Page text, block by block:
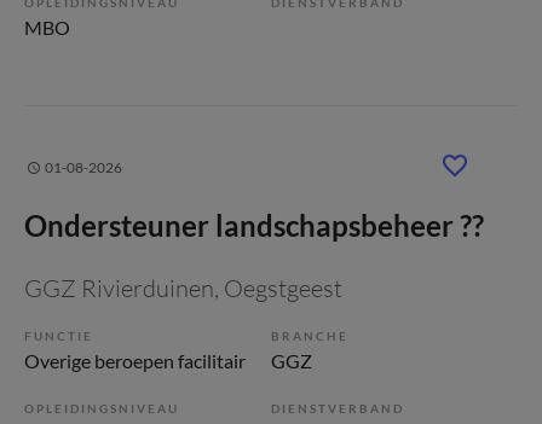
MBO
01-08-2026
Ondersteuner landschapsbeheer ??
GGZ Rivierduinen, Oegstgeest
FUNCTIE
Overige beroepen facilitair
BRANCHE
GGZ
OPLEIDINGSNIVEAU DIENSTVERBAND